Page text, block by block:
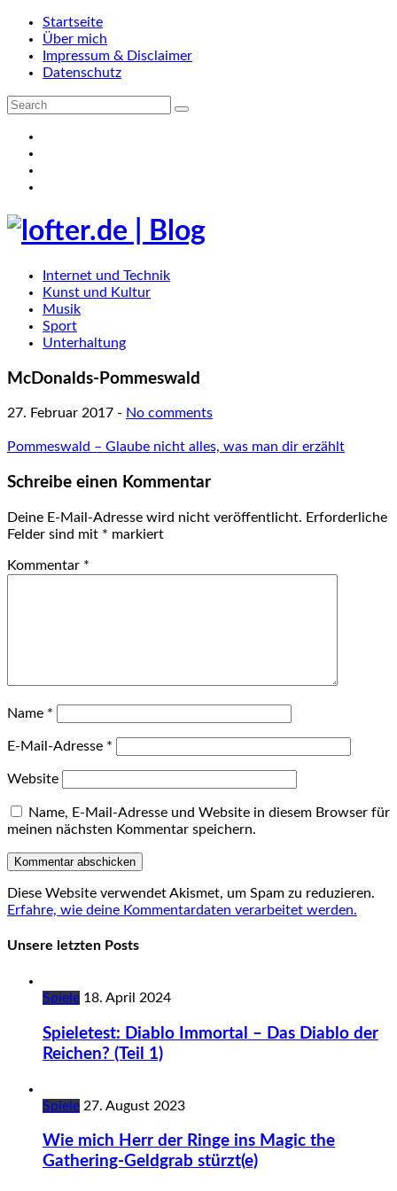
Startseite
Über mich
Impressum & Disclaimer
Datenschutz
Internet und Technik
Kunst und Kultur
Musik
Sport
Unterhaltung
McDonalds-Pommeswald
27. Februar 2017 - No comments
Pommeswald – Glaube nicht alles, was man dir erzählt
Schreibe einen Kommentar
Deine E-Mail-Adresse wird nicht veröffentlicht. Erforderliche
Felder sind mit * markiert
Kommentar *
Name *
E-Mail-Adresse *
Website
Name, E-Mail-Adresse und Website in diesem Browser für
meinen nächsten Kommentar speichern.
Diese Website verwendet Akismet, um Spam zu reduzieren.
Erfahre, wie deine Kommentardaten verarbeitet werden.
Unsere letzten Posts
Spiele 18. April 2024
Spieletest: Diablo Immortal – Das Diablo der
Reichen? (Teil 1)
Spiele 27. August 2023
Wie mich Herr der Ringe ins Magic the
Gathering-Geldgrab stürzt(e)